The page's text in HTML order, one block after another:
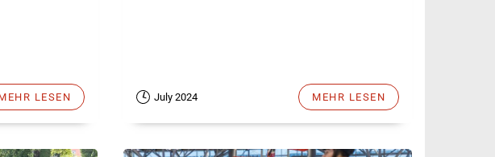
LESEN July 2024 MEHR LESEN